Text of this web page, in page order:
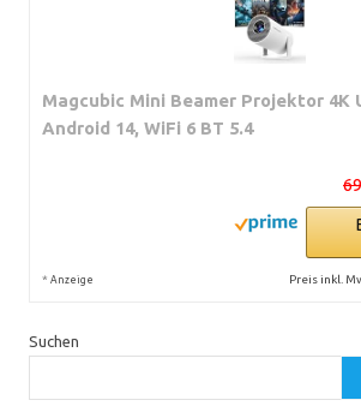
Magcubic Mini Beamer Projektor
Android 14, WiFi 6 BT 5.4
* Anzeige Preis inkl.
Suchen